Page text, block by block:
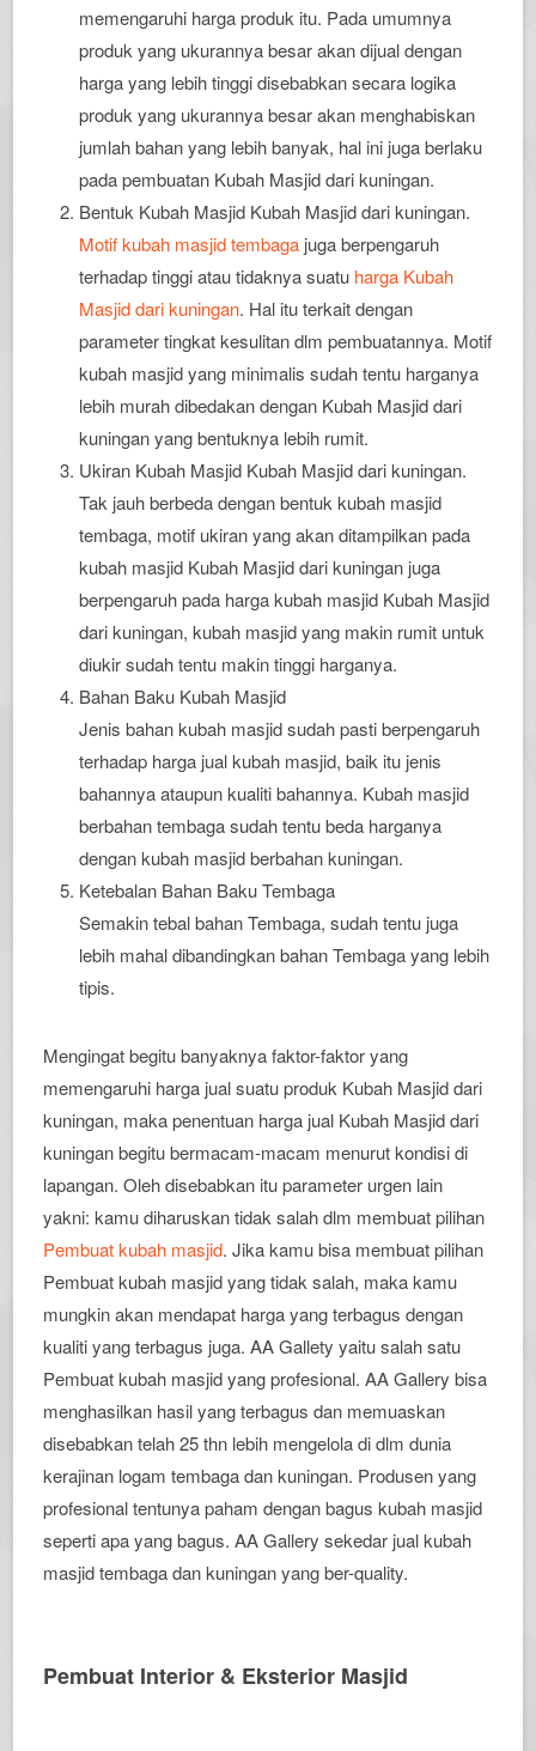
memengaruhi harga produk itu. Pada umumnya
produk yang ukurannya besar akan dijual dengan
harga yang lebih tinggi disebabkan secara logika
produk yang ukurannya besar akan menghabiskan
jumlah bahan yang lebih banyak, hal ini juga berlaku
pada pembuatan Kubah Masjid dari kuningan.
Bentuk Kubah Masjid Kubah Masjid dari kuningan.
Motif kubah masjid tembaga juga berpengaruh
terhadap tinggi atau tidaknya suatu harga Kubah
Masjid dari kuningan. Hal itu terkait dengan
parameter tingkat kesulitan dlm pembuatannya. Motif
kubah masjid yang minimalis sudah tentu harganya
lebih murah dibedakan dengan Kubah Masjid dari
kuningan yang bentuknya lebih rumit.
Ukiran Kubah Masjid Kubah Masjid dari kuningan.
Tak jauh berbeda dengan bentuk kubah masjid
tembaga, motif ukiran yang akan ditampilkan pada
kubah masjid Kubah Masjid dari kuningan juga
berpengaruh pada harga kubah masjid Kubah Masjid
dari kuningan, kubah masjid yang makin rumit untuk
diukir sudah tentu makin tinggi harganya.
Bahan Baku Kubah Masjid
Jenis bahan kubah masjid sudah pasti berpengaruh
terhadap harga jual kubah masjid, baik itu jenis
bahannya ataupun kualiti bahannya. Kubah masjid
berbahan tembaga sudah tentu beda harganya
dengan kubah masjid berbahan kuningan.
Ketebalan Bahan Baku Tembaga
Semakin tebal bahan Tembaga, sudah tentu juga
lebih mahal dibandingkan bahan Tembaga yang lebih
tipis.
Mengingat begitu banyaknya faktor-faktor yang
memengaruhi harga jual suatu produk Kubah Masjid dari
kuningan, maka penentuan harga jual Kubah Masjid dari
kuningan begitu bermacam-macam menurut kondisi di
lapangan. Oleh disebabkan itu parameter urgen lain
yakni: kamu diharuskan tidak salah dlm membuat pilihan
Pembuat kubah masjid. Jika kamu bisa membuat pilihan
Pembuat kubah masjid yang tidak salah, maka kamu
mungkin akan mendapat harga yang terbagus dengan
kualiti yang terbagus juga. AA Gallety yaitu salah satu
Pembuat kubah masjid yang profesional. AA Gallery bisa
menghasilkan hasil yang terbagus dan memuaskan
disebabkan telah 25 thn lebih mengelola di dlm dunia
kerajinan logam tembaga dan kuningan. Produsen yang
profesional tentunya paham dengan bagus kubah masjid
seperti apa yang bagus. AA Gallery sekedar jual kubah
masjid tembaga dan kuningan yang ber-quality.
Pembuat Interior & Eksterior Masjid